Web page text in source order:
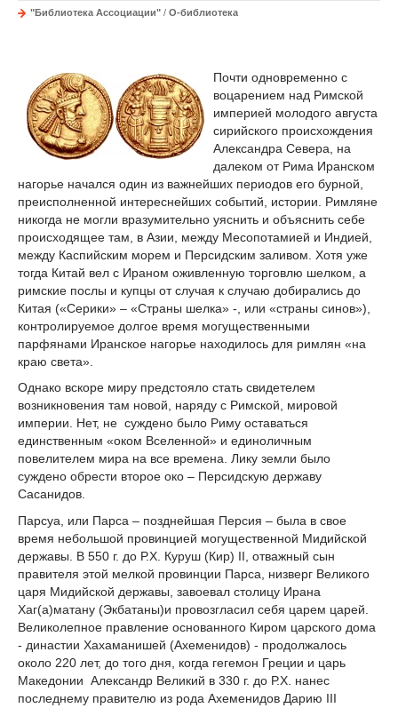
"Библиотека Ассоциации" / О-библиотека
Почти одновременно с
воцарением над Римской
империей молодого августа
сирийского происхождения
Александра Севера, на
далеком от Рима Иранском
нагорье начался один из важнейших периодов его бурной,
преисполненной интереснейших событий, истории. Римляне
никогда не могли вразумительно уяснить и объяснить себе
происходящее там, в Азии, между Месопотамией и Индией,
между Каспийским морем и Персидским заливом. Хотя уже
тогда Китай вел с Ираном оживленную торговлю шелком, а
римские послы и купцы от случая к случаю добирались до
Китая («Серики» – «Страны шелка» -, или «страны синов»),
контролируемое долгое время могущественными
парфянами Иранское нагорье находилось для римлян «на
краю света».
Однако вскоре миру предстояло стать свидетелем
возникновения там новой, наряду с Римской, мировой
империи. Нет, не суждено было Риму оставаться
единственным «оком Вселенной» и единоличным
повелителем мира на все времена. Лику земли было
суждено обрести второе око – Персидскую державу
Сасанидов.
Парсуа, или Парса – позднейшая Персия – была в свое
время небольшой провинцией могущественной Мидийской
державы. В 550 г. до Р.Х. Куруш (Кир) II, отважный сын
правителя этой мелкой провинции Парса, низверг Великого
царя Мидийской державы, завоевал столицу Ирана
Хаг(а)матану (Экбатаны)и провозгласил себя царем царей.
Великолепное правление основанного Киром царского дома
- династии Хахаманишей (Ахеменидов) - продолжалось
около 220 лет, до того дня, когда гегемон Греции и царь
Македонии Александр Великий в 330 г. до Р.Х. нанес
последнему правителю из рода Ахеменидов Дарию III